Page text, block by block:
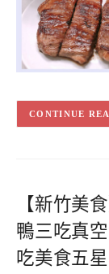
CONTINUE
【新竹美
鴨三吃真
吃美食五